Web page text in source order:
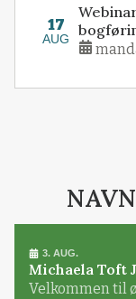
17
AUG
3. AUG.
Michaela Toft
Velkommen til